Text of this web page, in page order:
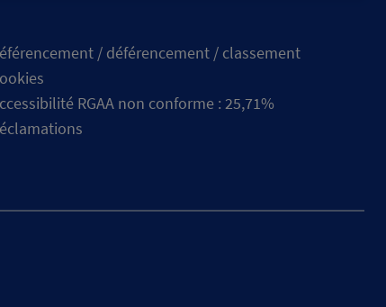
/ déférencement / classement
RGAA non conforme : 25,71%